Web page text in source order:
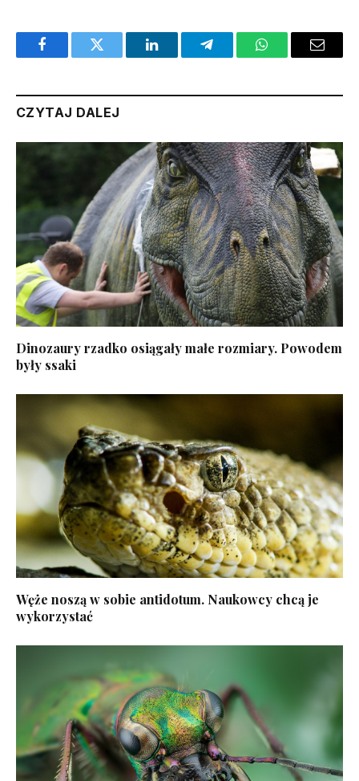
FacebookTwitter LinkedInTelegramWhatsAppEmail
CZYTAJ DALEJ
Dinozaury rzadko osiągały małe rozmiary. Powodem
były ssaki
Węże noszą w sobie antidotum. Naukowcy chcą je
wykorzystać